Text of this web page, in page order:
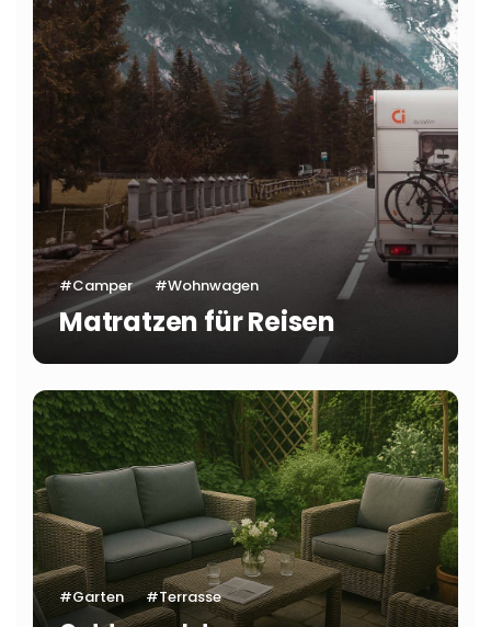
#Camper #Wohnwagen
Matratzen für Reisen
#Garten #Terrasse